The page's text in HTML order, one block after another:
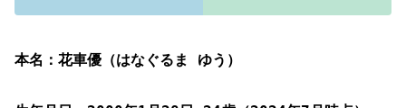
本名：花車優（はなぐるま ゆう）